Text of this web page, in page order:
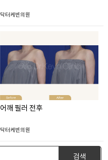
닥터케빈의원
어깨 필러 전후
닥터케빈의원
검색